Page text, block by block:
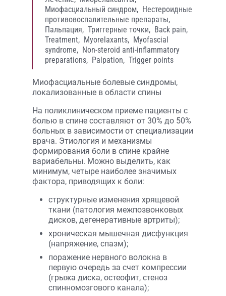
Миофасциальный синдром, Нестероидные
противовоспалительные препараты,
Пальпация, Триггерные точки, Back pain,
Treatment, Myorelaxants, Myofascial
syndrome, Non-steroid anti-inflammatory
preparations, Palpation, Trigger points
Миофасциальные болевые синдромы,
локализованные в области спины
На поликлиническом приеме пациенты с
болью в спине составляют от 30% до 50%
больных в зависимости от специализации
врача. Этиология и механизмы
формирования боли в спине крайне
вариабельны. Можно выделить, как
минимум, четыре наиболее значимых
фактора, приводящих к боли:
структурные изменения хрящевой
ткани (патология межпозвонковых
дисков, дегенеративные артриты);
хроническая мышечная дисфункция
(напряжение, спазм);
поражение нервного волокна в
первую очередь за счет компрессии
(грыжа диска, остеофит, стеноз
спинномозгового канала);